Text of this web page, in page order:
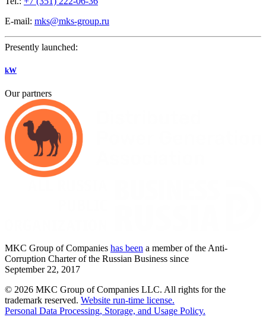
E-mail: mks@mks-group.ru
Presently launched:
kW
Our partners
MKC Group of Companies has been a member of the Anti-
Corruption Charter of the Russian Business since
September 22, 2017
© 2026 MKC Group of Companies LLC. All rights for the
trademark reserved. Website run-time license.
Personal Data Processing, Storage, and Usage Policy.